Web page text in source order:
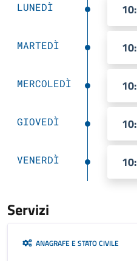
LUNEDÌ
MARTEDÌ
MERCOLEDÌ
GIOVEDÌ
VENERDÌ
Servizi
ANAGRAFE E STATO CIVILE